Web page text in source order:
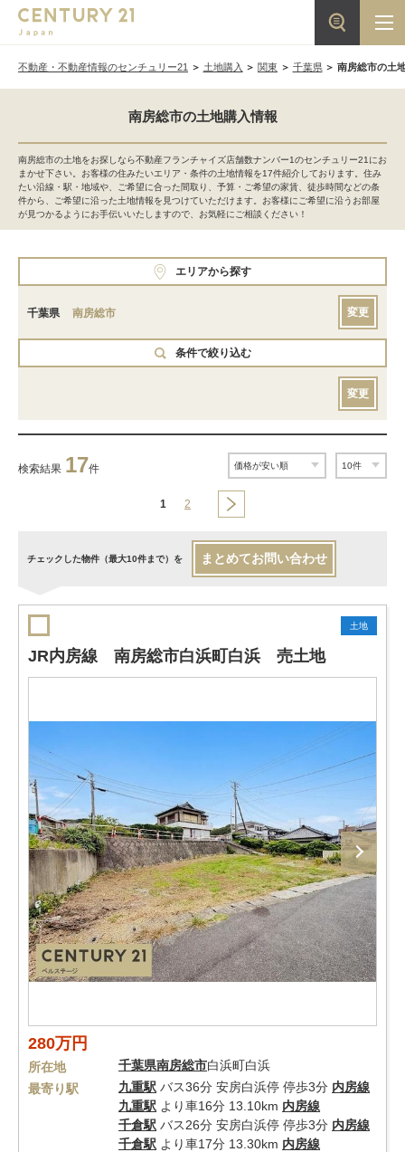
不動産・不動産情報のセンチュリー21 土地購入 関東 千葉県 南房総市の土
南房総市の土地購入情報
南房総市の土地をお探しなら不動産フランチャイズ店舗数ナンバー1のセンチュリー21にお
まかせ下さい。お客様の住みたいエリア・条件の土地情報を17件紹介しております。住み
たい沿線・駅・地域や、ご希望に合った間取り、予算・ご希望の家賃、徒歩時間などの条
件から、ご希望に沿った土地情報を見つけていただけます。お客様にご希望に沿うお部屋
が見つかるようにお手伝いいたしますので、お気軽にご相談ください！
エリアから探す
千葉県 南房総市 変更
条件で絞り込む
変更
検索結果 17件
1 2
チェックした物件（最大10件まで）を まとめてお問い合わせ
土地
JR内房線 南房総市白浜町白浜 売土地
280万円
所在地 千葉県南房総市白浜町白浜
最寄り駅
九重駅 バス36分 安房白浜停 停歩3分 内房線
九重駅 より車16分 13.10km 内房線
千倉駅 バス26分 安房白浜停 停歩3分 内房線
千倉駅 より車17分 13.30km 内房線